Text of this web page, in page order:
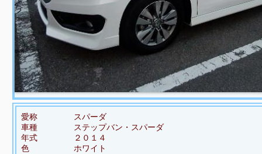
愛称
スパーダ
車種
ステップバン・スパーダ
年式
２０１４
色
ホワイト